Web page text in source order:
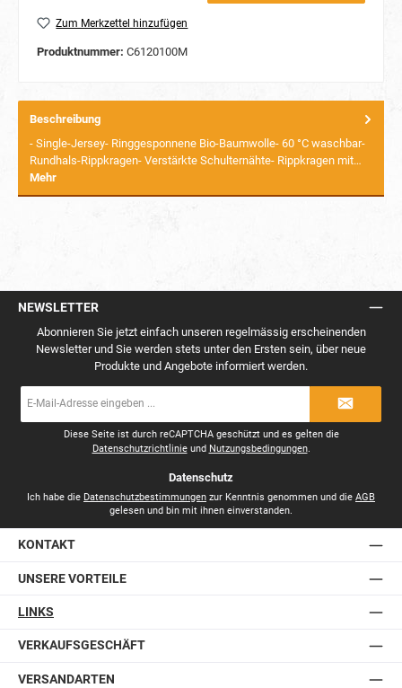
Zum Merkzettel hinzufügen
Produktnummer: C6120100M
Beschreibung
- Single-Jersey- Ringgesponnene Bio-Baumwolle- 60 °C waschbar-
Rundhals-Rippkragen- Verstärkte Schulternähte- Rippkragen mit…
Mehr
NEWSLETTER
Abonnieren Sie jetzt einfach unseren regelmässig erscheinenden
Newsletter und Sie werden stets unter den Ersten sein, über neue
Produkte und Angebote informiert werden.
Mail-
Diese Seite ist durch reCAPTCHA geschützt und es gelten die
Datenschutzrichtlinieund Nutzungsbedingungen.
Datenschutz
Ich habe die Datenschutzbestimmungen zur Kenntnis genommen und die AGB
gelesen und bin mit ihnen einverstanden.
KONTAKT
UNSERE VORTEILE
LINKS
VERKAUFSGESCHÄFT
VERSANDARTEN